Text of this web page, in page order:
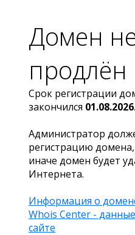
Домен
продлён
Срок регистрации
закончился 01.08.2026.
Администратор
регистрацию домена,
иначе домен будет
Интернета.
Информация о
Whois Center -
сайте